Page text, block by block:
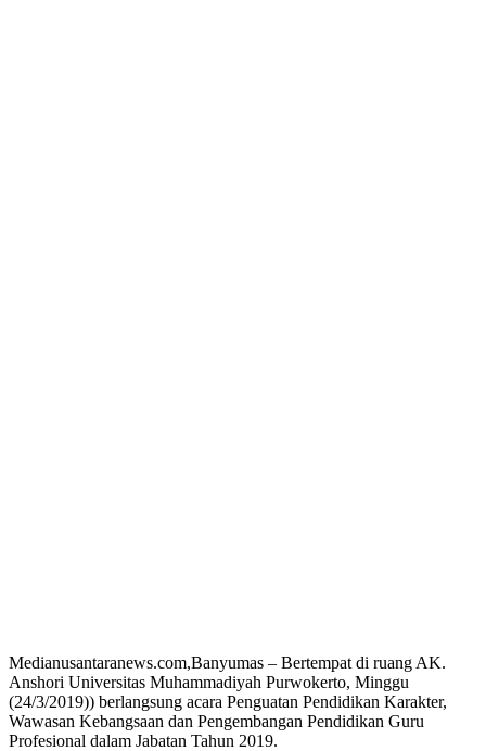
Medianusantaranews.com,Banyumas – Bertempat di ruang AK.
Anshori Universitas Muhammadiyah Purwokerto, Minggu
(24/3/2019)) berlangsung acara Penguatan Pendidikan Karakter,
Wawasan Kebangsaan dan Pengembangan Pendidikan Guru
Profesional dalam Jabatan Tahun 2019.